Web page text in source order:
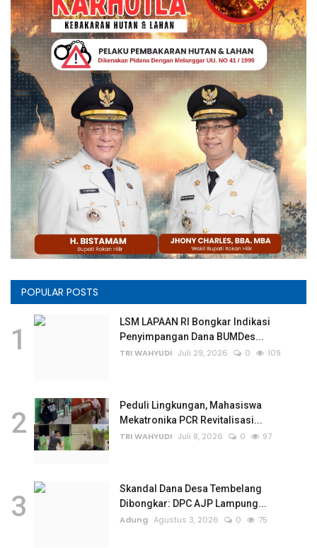
POPULAR POSTS
1
LSM LAPAAN RI Bongkar Indikasi
Penyimpangan Dana BUMDes...
TRI WAHYUDI Juli 29, 2026 0 109
2
Peduli Lingkungan, Mahasiswa
Mekatronika PCR Revitalisasi...
TRI WAHYUDI Juli 8, 2026 0 97
3
Skandal Dana Desa Tembelang
Dibongkar: DPC AJP Lampung...
Adung Agustus 3, 2026 0 75